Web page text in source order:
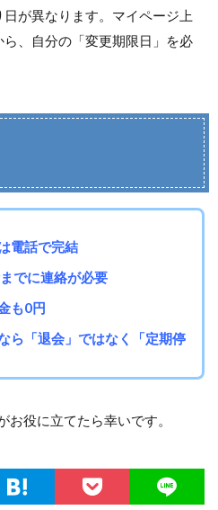
が異なります。マイページ上
、自分の「変更期限日」を必
電話で完結
でに連絡が必要
も0円
ら「退会」ではなく「定期停
お役に立てたら幸いです。